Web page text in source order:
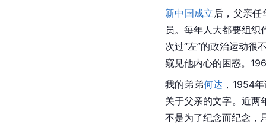
新中国成立 后，父亲
员。每年人大都要组
次过“左”的政治运动很
窥见他内心的困惑。
我的弟弟何达 ，1954
关于父亲的文字。近两
不是为了纪念而纪念，